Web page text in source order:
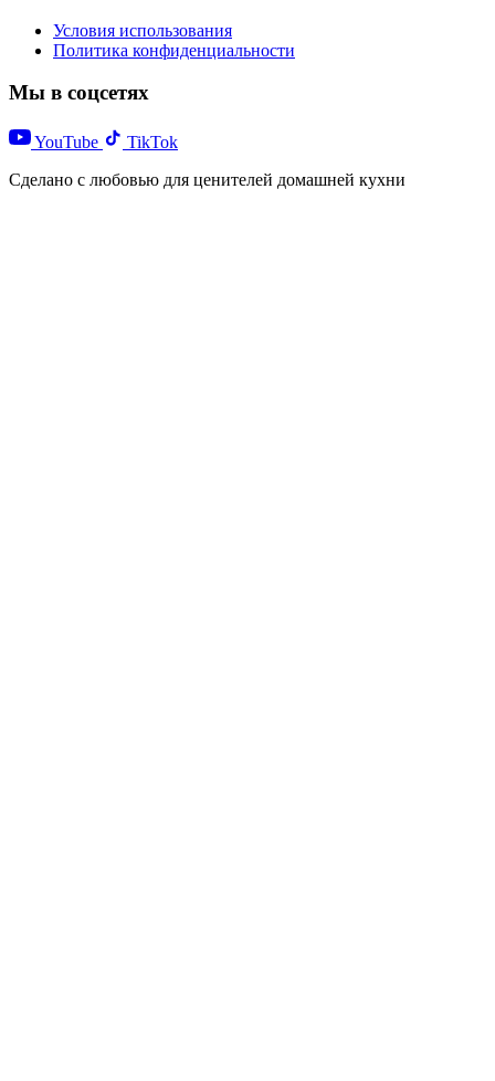
Условия использования
Политика конфиденциальности
Мы в соцсетях
YouTube
TikTok
Сделано с любовью для ценителей домашней кухни